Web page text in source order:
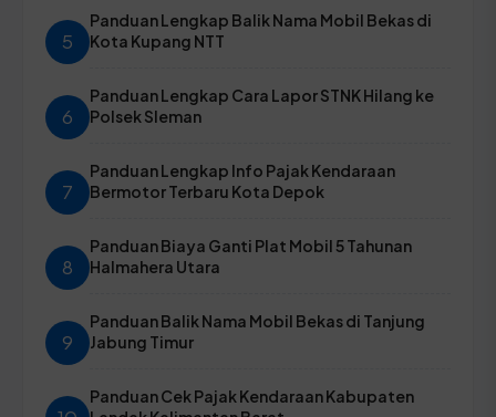
5
Panduan Lengkap Balik Nama Mobil Bekas di
Kota Kupang NTT
6
Panduan Lengkap Cara Lapor STNK Hilang ke
Polsek Sleman
7
Panduan Lengkap Info Pajak Kendaraan
Bermotor Terbaru Kota Depok
8
Panduan Biaya Ganti Plat Mobil 5 Tahunan
Halmahera Utara
9
Panduan Balik Nama Mobil Bekas di Tanjung
Jabung Timur
Panduan Cek Pajak Kendaraan Kabupaten